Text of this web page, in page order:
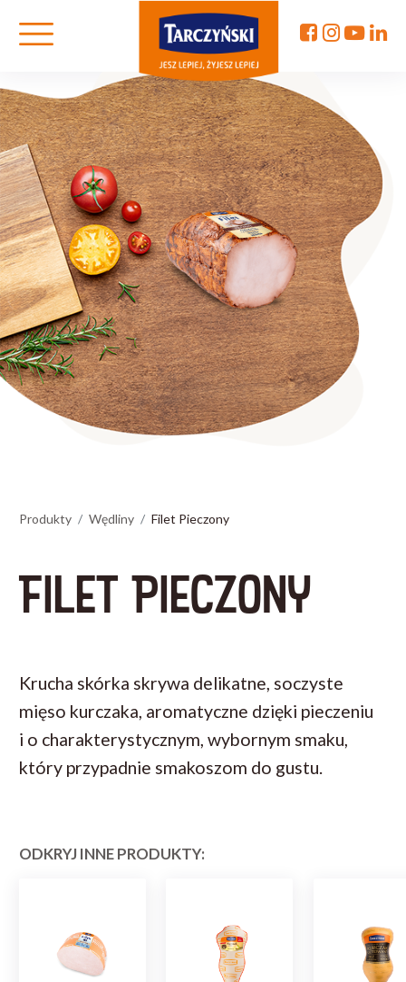
Produkty Wędliny Filet Pieczony
FILET PIECZONY
Krucha skórka skrywa delikatne, soczyste
mięso kurczaka, aromatyczne dzięki pieczeniu
i o charakterystycznym, wybornym smaku,
który przypadnie smakoszom do gustu.
ODKRYJ INNE PRODUKTY: